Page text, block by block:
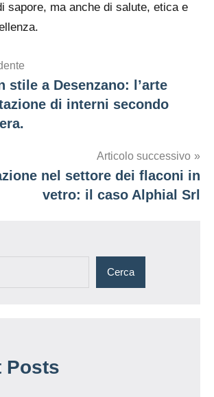
sapore, ma anche di salute, etica e
stile a Desenzano: l’arte
di interni secondo
Articolo successivo
nel settore dei flaconi in
vetro: il caso Alphial Srl
Cerca
Posts